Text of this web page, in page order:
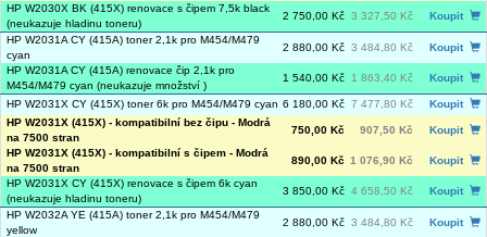
HP W2030X BK (415X) renovace s čipem 7,5k black
(neukazuje hladinu toneru)
2 750,00 Kč 3 327,50 Kč
Koupit
HP W2031A CY (415A) toner 2,1k pro M454/M479
cyan
2 880,00 Kč 3 484,80 Kč
Koupit
HP W2031A CY (415A) renovace čip 2,1k pro
M454/M479 cyan (neukazuje množství )
1 540,00 Kč 1 863,40 Kč Koupit
HP W2031X CY (415X) toner 6k pro M454/M479 cyan 6 180,00 Kč 7 477,80 Kč
Koupit
HP W2031X (415X) - kompatibilní bez čipu - Modrá
na 7500 stran
750,00 Kč 907,50 Kč
Koupit
HP W2031X (415X) - kompatibilní s čipem - Modrá
na 7500 stran
890,00 Kč 1 076,90 Kč
Koupit
HP W2031X CY (415X) renovace s čipem 6k cyan
(neukazuje hladinu toneru)
3 850,00 Kč 4 658,50 Kč
Koupit
HP W2032A YE (415A) toner 2,1k pro M454/M479
yellow
2 880,00 Kč 3 484,80 Kč
Koupit